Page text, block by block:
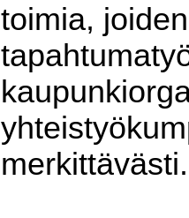
toimia,
merkittävästi.